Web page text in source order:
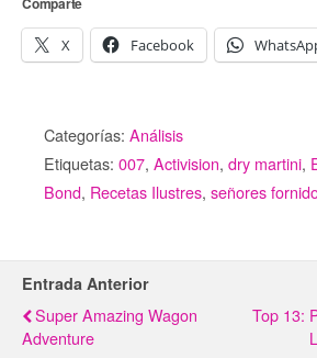
X Facebook
Categorías: Análisis
Etiquetas: 007, Activision, dry martini,
Bond, Recetas Ilustres, señores
Entrada Anterior
Super Amazing Wagon
Adventure
Top 13: